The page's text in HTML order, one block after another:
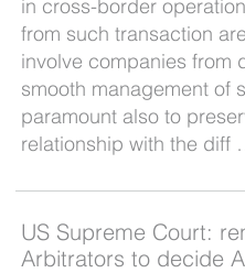
in cross-border
from such transaction
involve companies from
smooth management of
paramount also to
relationship with the diff
US Supreme Court:
Arbitrators to decide